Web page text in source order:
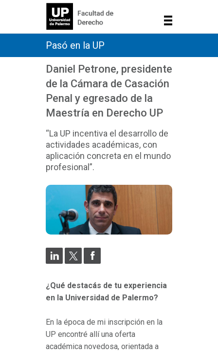
Pasó en la UP
Daniel Petrone, presidente
de la Cámara de Casación
Penal y egresado de la
Maestría en Derecho UP
“La UP incentiva el desarrollo de
actividades académicas, con
aplicación concreta en el mundo
profesional”.
¿Qué destacás de tu experiencia
en la Universidad de Palermo?
En la época de mi inscripción en la
UP encontré allí una oferta
académica novedosa, orientada a